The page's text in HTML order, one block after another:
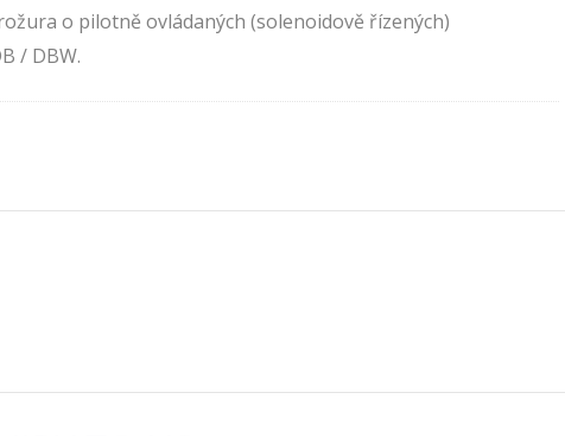
o pilotně ovládaných (solenoidově řízených)
/ DBW.